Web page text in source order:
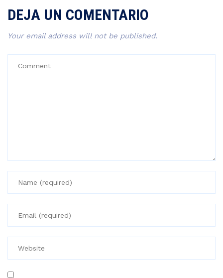
DEJA UN COMENTARIO
Your email address will not be published.